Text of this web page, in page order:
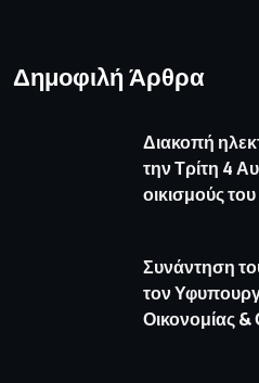
Δημοφιλή Άρθρα
Διακοπή
την Τρίτη 4
οικισμούς του
Συνάντηση
τον
Οικονομίας &